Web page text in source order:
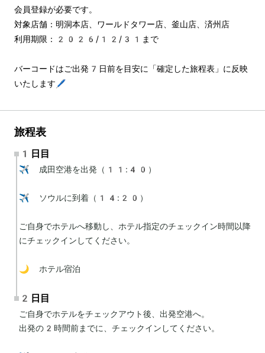
会員登録が必要です。
対象店舗：明洞本店、ワールドタワー店、釜山店、済州店
利用期限：2026/12/31まで
バーコードはご出発7日前を目安に「確定した旅程表」に反映
いたします🖊️
旅程表
1日目
✈️ 成田空港を出発（11:40）
✈️ ソウルに到着（14:20）
ご自身でホテルへ移動し、ホテル指定のチェックイン時間以降
にチェックインしてください。
🌙 ホテル宿泊
2日目
ご自身でホテルをチェックアウト後、出発空港へ。
出発の2時間前までに、チェックインしてください。